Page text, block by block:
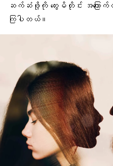
ဆက်ဆံဖို့ကို တွေးမိတိုင်း အကြောက်လွ
ကြပါတယ်။